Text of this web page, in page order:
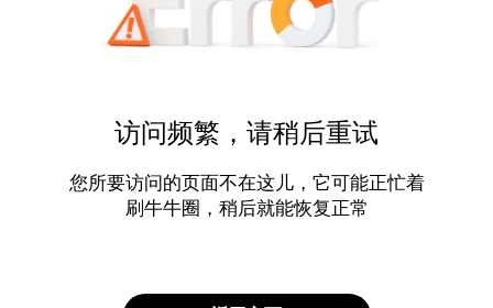
访问频繁，请稍后重试
您所要访问的页面不在这儿，它可能正忙着
刷牛牛圈，稍后就能恢复正常